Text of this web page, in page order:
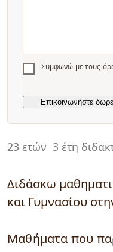
23 ετών 3 έτη
Διδάσκω
και Γυμνασίου
Μαθήματα που
Συμφωνώ με τους